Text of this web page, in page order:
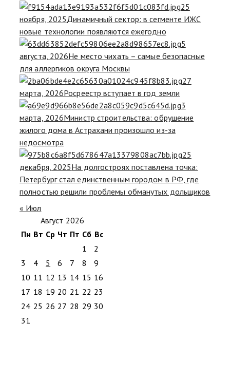
25
ноября, 2025 Динамичный сектор: в сегменте ИЖС
новые технологии появляются ежегодно
5
августа, 2026Не место чихать – самые безопасные
для аллергиков округа Москвы
27
марта, 2026Росреестр вступает в год земли
3
марта, 2026Министр строительства: обрушение
жилого дома в Астрахани произошло из-за
недосмотра
25
декабря, 2025На долгостроях поставлена точка:
Петербург стал единственным городом в РФ, где
полностью решили проблемы обманутых дольщиков
« Июл
Август 2026
Пн Вт Ср Чт Пт Сб Вс
1
2
3
4 5 6 7 8
9
10 11 12 13 14 15 16
17 18 19 20 21 22 23
24 25 26 27 28 29 30
31